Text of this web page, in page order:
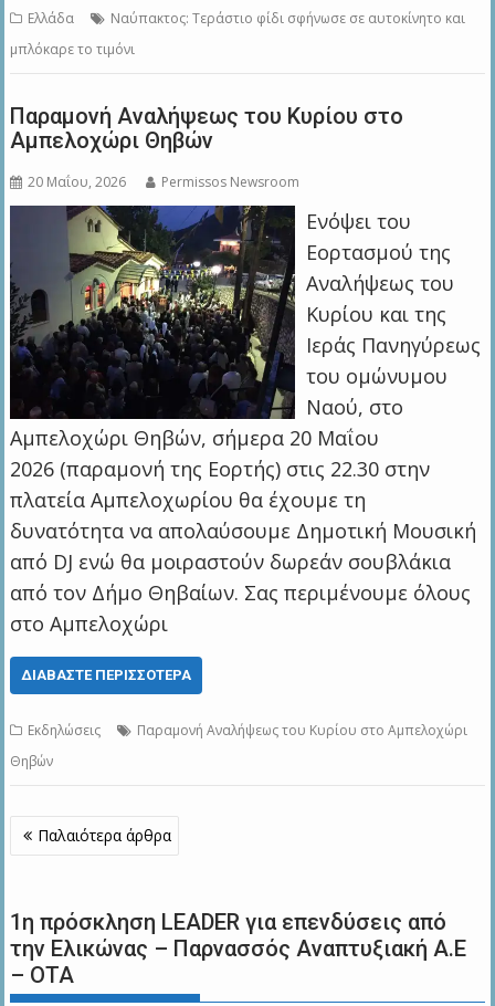
Ελλάδα
Ναύπακτος: Τεράστιο φίδι σφήνωσε σε αυτοκίνητο και
μπλόκαρε το τιμόνι
Παραμονή Αναλήψεως του Κυρίου στο
Αμπελοχώρι Θηβών
20 Μαΐου, 2026 Permissos Newsroom
Ενόψει του
Εορτασμού της
Αναλήψεως του
Κυρίου και της
Ιεράς Πανηγύρεως
του ομώνυμου
Ναού, στο
Αμπελοχώρι Θηβών, σήμερα 20 Μαΐου
2026 (παραμονή της Εορτής) στις 22.30 στην
πλατεία Aμπελοχωρίου θα έχουμε τη
δυνατότητα να απολαύσουμε Δημοτική Μουσική
από DJ ενώ θα μοιραστούν δωρεάν σουβλάκια
από τον Δήμο Θηβαίων. Σας περιμένουμε όλους
στο Αμπελοχώρι
ΔΙΑΒΆΣΤΕ ΠΕΡΙΣΣΌΤΕΡΑ
Εκδηλώσεις
Παραμονή Αναλήψεως του Κυρίου στο Αμπελοχώρι
Θηβών
Πλοήγηση
άρθρων
Παλαιότερα άρθρα
1η πρόσκληση LEADER για επενδύσεις από
την Ελικώνας – Παρνασσός Αναπτυξιακή Α.Ε
– ΟΤΑ